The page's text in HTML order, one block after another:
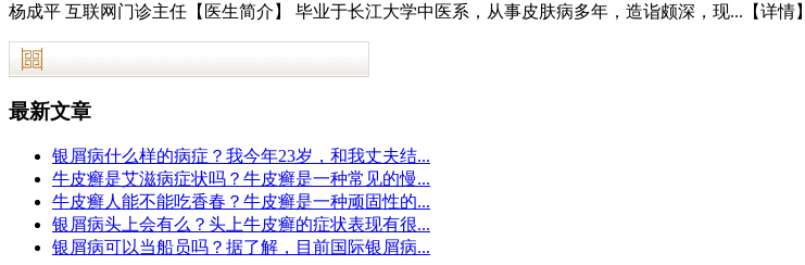
杨成平 互联网门诊主任【医生简介】 毕业于长江大学中医系，从事皮肤病多年，造诣颇深，现... 【详情】
最新文章
银屑病什么样的病症？我今年23岁，和我丈夫结...
牛皮癣是艾滋病症状吗？牛皮癣是一种常见的慢...
牛皮癣人能不能吃香春？牛皮癣是一种顽固性的...
银屑病头上会有么？头上牛皮癣的症状表现有很...
银屑病可以当船员吗？据了解，目前国际银屑病...